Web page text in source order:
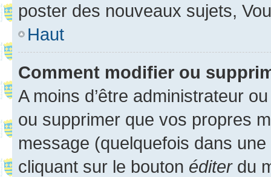
poster des nouveaux sujets,
Haut
Comment modifier ou
A moins d’être administrateur
ou supprimer que vos propres
message (quelquefois dans
cliquant sur le bouton éditerdu